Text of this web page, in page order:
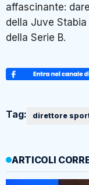
affascinante:
della Juve
della Serie B.
Tag: direttore
ARTICOLI